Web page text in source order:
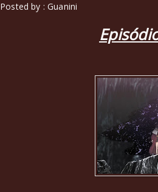
Posted by : Guanini